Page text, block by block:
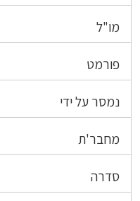
מו"ל
פורמט
נמסר על ידי
מחבר'ת
סדרה